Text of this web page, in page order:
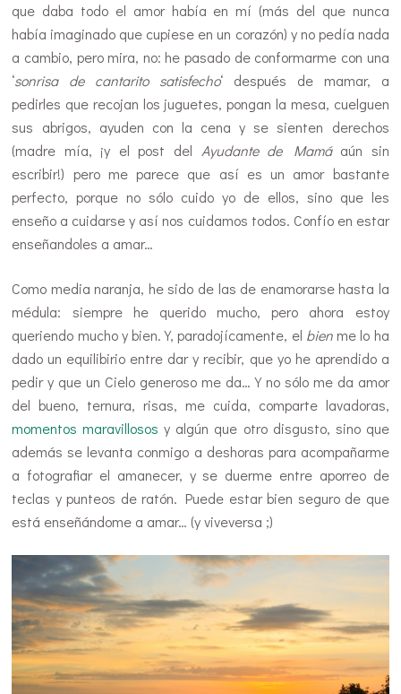
que daba todo el amor había en mí (más del que nunca
había imaginado que cupiese en un corazón) y no pedía nada
a cambio, pero mira, no: he pasado de conformarme con una
‘sonrisa de cantarito satisfecho‘ después de mamar, a
pedirles que recojan los juguetes, pongan la mesa, cuelguen
sus abrigos, ayuden con la cena y se sienten derechos
(madre mía, ¡y el post del Ayudante de Mamáaún sin
escribir!) pero me parece que así es un amor bastante
perfecto, porque no sólo cuido yo de ellos, sino que les
enseño a cuidarse y así nos cuidamos todos. Confío en estar
enseñandoles a amar…
Como media naranja, he sido de las de enamorarse hasta la
médula: siempre he querido mucho, pero ahora estoy
queriendo mucho y bien. Y, paradojícamente, el bienme lo ha
dado un equilibirio entre dar y recibir, que yo he aprendido a
pedir y que un Cielo generoso me da… Y no sólo me da amor
del bueno, ternura, risas, me cuida, comparte lavadoras,
momentos maravillosos y algún que otro disgusto, sino que
además se levanta conmigo a deshoras para acompañarme
a fotografiar el amanecer, y se duerme entre aporreo de
teclas y punteos de ratón. Puede estar bien seguro de que
está enseñándome a amar… (y viveversa ;)